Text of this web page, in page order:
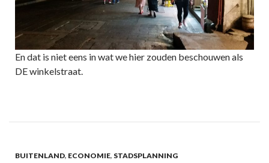
En dat is niet eens in wat we hier zouden beschouwen als
DE winkelstraat.
BUITENLAND, ECONOMIE, STADSPLANNING